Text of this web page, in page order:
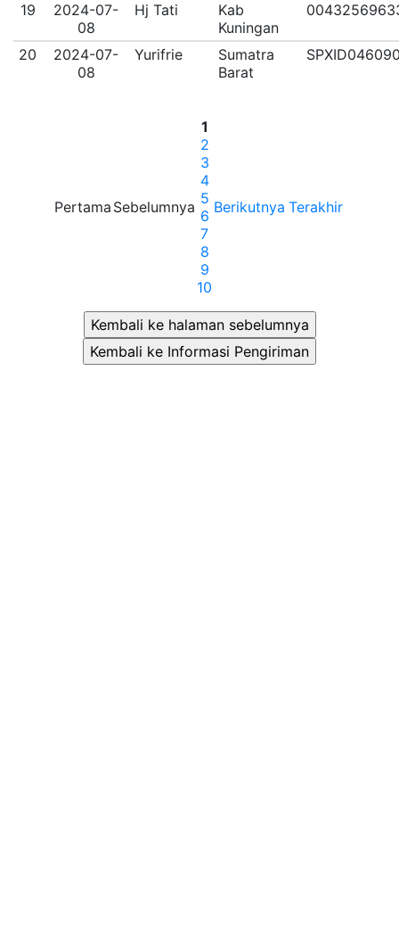
19
2024-07-
08
Hj Tati
Kab
Kuningan
20
2024-07-
08
Yurifrie
Sumatra
Barat
Pertama Sebelumnya
1
2
3
4
5
6
7
8
9
10
Berikutnya Terakhir